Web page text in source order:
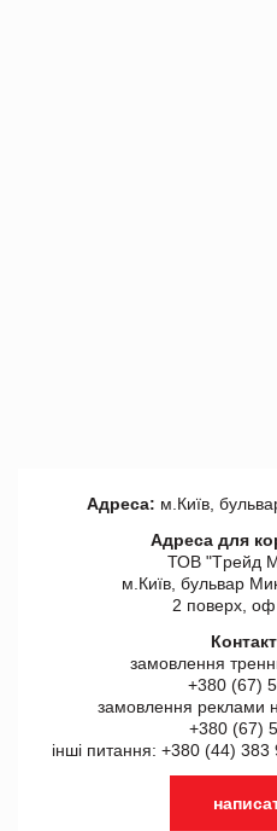
Адреса: м.Київ,
Адреса для
ТОВ "Tрейд
м.Київ, бульвар
2 поверх,
замовлення
+380 (67)
замовлення реклами
+380 (67)
інші питання: +380 (44)